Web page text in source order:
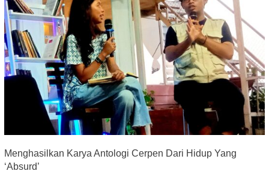
Menghasilkan Karya Antologi Cerpen Dari Hidup Yang
‘Absurd’